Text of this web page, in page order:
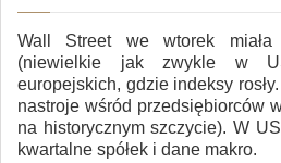
Wall Street we wtorek
(niewielkie jak zwykle w
europejskich, gdzie indeksy
nastroje wśród przedsiębiorców
na historycznym szczycie). W
kwartalne spółek i dane makro.